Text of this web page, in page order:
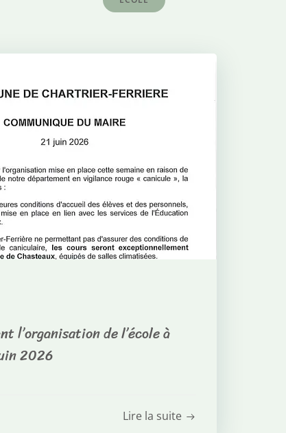
l’organisation de l’école à
2026
Lire la suite